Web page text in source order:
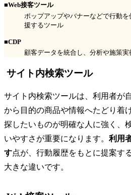
■Web接客ツール
ポップアップやバナーなどで行動
援するツール
■CDP
顧客データを統合し、分析や施策
サイト内検索ツール
サイト内検索ツールは、利用者が
から目的の商品や情報へたどり着
探したいものが明確な人に強く、
いやすさが重要になります。 利用
す点が、行動履歴をもとに提案す
大きな違いです。